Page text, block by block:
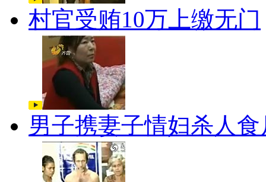
村官受贿10万上缴无门
男子携妻子情妇杀人食